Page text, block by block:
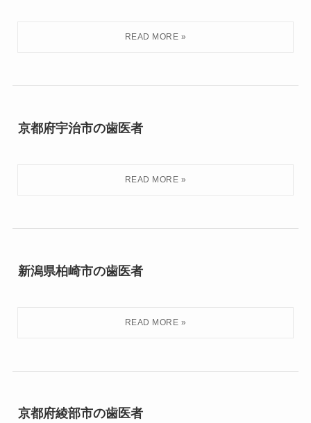
京都府宇治市の歯医者
新潟県柏崎市の歯医者
京都府綾部市の歯医者